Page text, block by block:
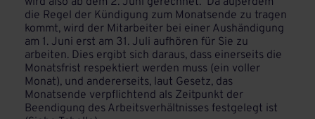
die Regel der Kündigung zum Monatsende zu tragen
kommt, wird der Mitarbeiter bei einer Aushändigung
am 1. Juni erst am 31. Juli aufhören für Sie zu
arbeiten. Dies ergibt sich daraus, dass einerseits die
Monatsfrist respektiert werden muss (ein voller
Monat), und andererseits, laut Gesetz, das
Monatsende verpflichtend als Zeitpunkt der
Beendigung des Arbeitsverhältnisses festgelegt ist